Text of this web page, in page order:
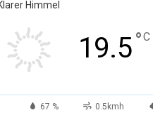
Himmel
19.5°C
67 % 0.5kmh